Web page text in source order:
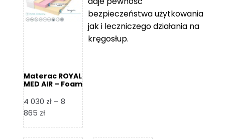
279 zł
279 zł
Materac ROYAL
MED AIR – Foam
4 030 zł – 8
865 złZakres
od
bezpieczeństwa użytkowania
jak i leczniczego działania na
kręgosłup.